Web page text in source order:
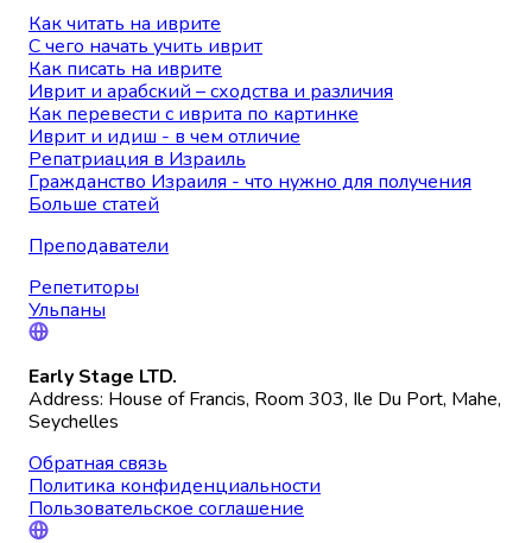
Как читать на иврите
С чего начать учить иврит
Как писать на иврите
Иврит и арабский – сходства и различия
Как перевести с иврита по картинке
Иврит и идиш - в чем отличие
Репатриация в Израиль
Гражданство Израиля - что нужно для получения
Больше статей
Преподаватели
Репетиторы
Ульпаны
Early Stage LTD.
Address: House of Francis, Room 303, Ile Du Port, Mahe,
Seychelles
Обратная связь
Политика конфиденциальности
Пользовательское соглашение